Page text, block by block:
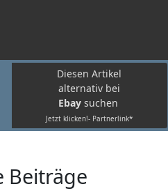
Diesen Artikel
alternativ bei
Ebay suchen
Jetzt klicken!- Partnerlink*
Beiträge